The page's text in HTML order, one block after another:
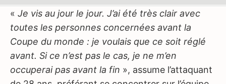
« Je vis au jour le jour. J’ai été très clair avec
toutes les personnes concernées avant la
Coupe du monde : je voulais que ce soit réglé
avant. Si ce n’est pas le cas, je ne m’en
occuperai pas avant la fin », assume l’attaquant